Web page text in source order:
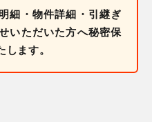
細・物件詳細・引継ぎ
いただいた方へ秘密保
ます。